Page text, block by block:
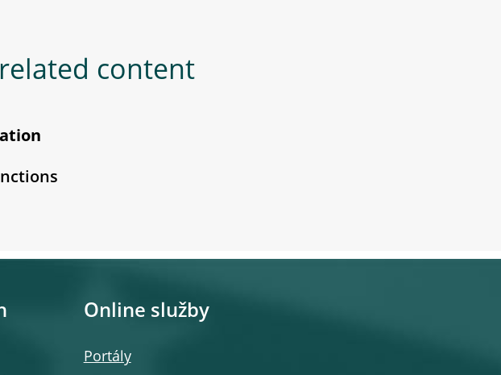
content
Online služby
Portály